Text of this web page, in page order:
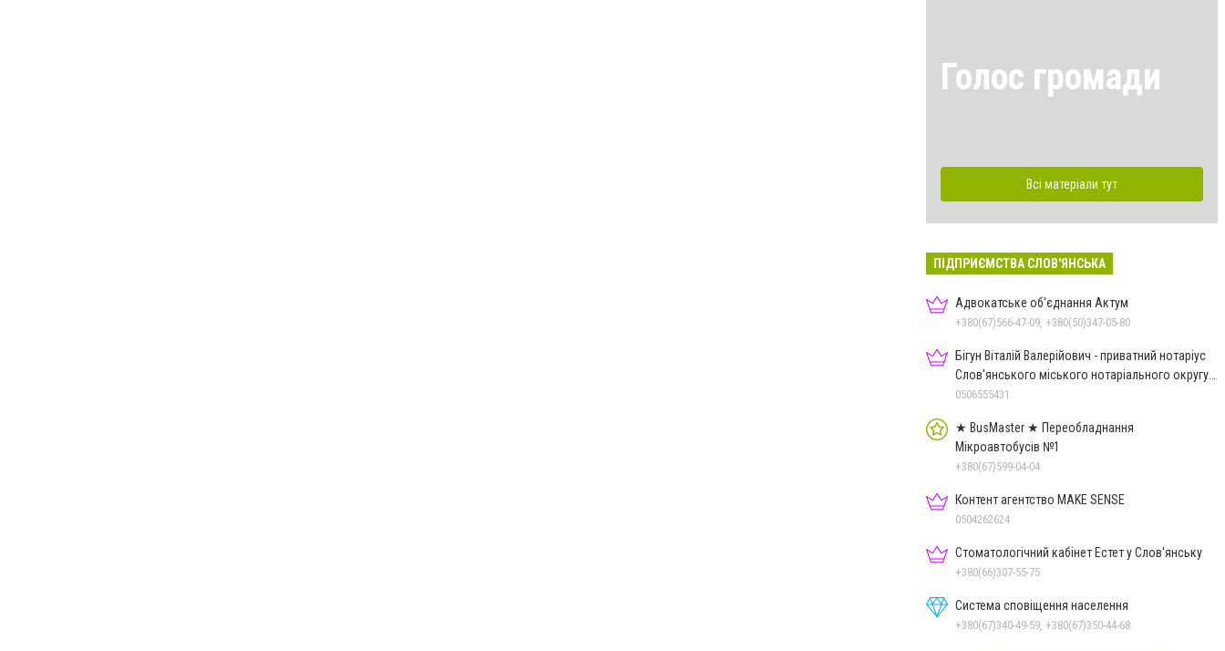
Голос громади
Всі матеріали тут
ПІДПРИЄМСТВА СЛОВ'ЯНСЬКА
Адвокатське об'єднання Актум
+380(67)566-47-09, +380(50)347-05-80
Бігун Віталій Валерійович - приватний нотаріус
Слов'янського міського нотаріального округу
Дон.обл.
0506555431
★ BusMaster ★ Переобладнання
Мікроавтобусів №1
+380(67)599-04-04
Контент агентство MAKE SENSE
0504262624
Стоматологічний кабінет Естет у Слов'янську
+380(66)307-55-75
Система сповіщення населення
+380(67)340-49-59, +380(67)350-44-68